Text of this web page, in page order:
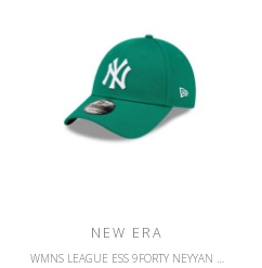
NEW ERA
WMNS LEAGUE ESS 9FORTY NEYYAN KGRWHI